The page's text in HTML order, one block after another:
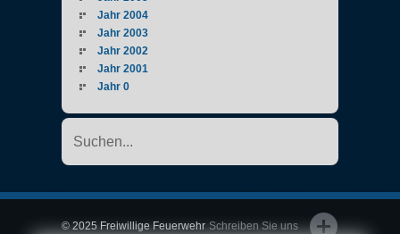
Jahr 2004
Jahr 2003
Jahr 2002
Jahr 2001
Jahr 0
Schreiben Sie uns
© 2025 Freiwillige Feuerwehr